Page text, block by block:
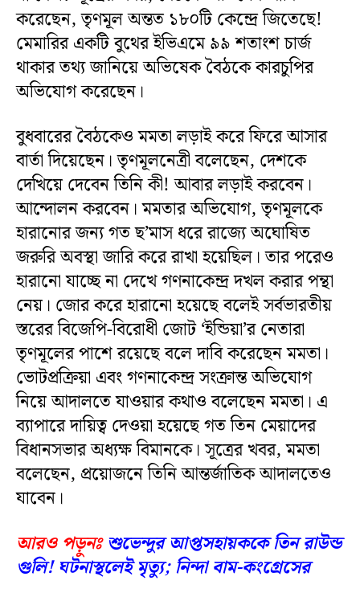
করেছেন, তৃণমূল অন্তত ১৮০টি কেন্দ্রে জিতেছে!
মেমারির একটি বুথের ইভিএমে ৯৯ শতাংশ চার্জ
থাকার তথ্য জানিয়ে অভিষেক বৈঠকে কারচুপির
অভিযোগ করেছেন।
বুধবারের বৈঠকেও মমতা লড়াই করে ফিরে আসার
বার্তা দিয়েছেন। তৃণমূলনেত্রী বলেছেন, দেশকে
দেখিয়ে দেবেন তিনি কী! আবার লড়াই করবেন।
আন্দোলন করবেন। মমতার অভিযোগ, তৃণমূলকে
হারানোর জন্য গত ছ’মাস ধরে রাজ্যে অঘোষিত
জরুরি অবস্থা জারি করে রাখা হয়েছিল। তার পরেও
হারানো যাচ্ছে না দেখে গণনাকেন্দ্র দখল করার পন্থা
নেয়। জোর করে হারানো হয়েছে বলেই সর্বভারতীয়
স্তরের বিজেপি-বিরোধী জোট ‘ইন্ডিয়া’র নেতারা
তৃণমূলের পাশে রয়েছে বলে দাবি করেছেন মমতা।
ভোটপ্রক্রিয়া এবং গণনাকেন্দ্র সংক্রান্ত অভিযোগ
নিয়ে আদালতে যাওয়ার কথাও বলেছেন মমতা। এ
ব্যাপারে দায়িত্ব দেওয়া হয়েছে গত তিন মেয়াদের
বিধানসভার অধ্যক্ষ বিমানকে। সূত্রের খবর, মমতা
বলেছেন, প্রয়োজনে তিনি আন্তর্জাতিক আদালতেও
যাবেন।
আরও পড়ুনঃ শুভেন্দুর আপ্তসহায়ককে তিন রাউন্ড
গুলি! ঘটনাস্থলেই মৃত্যু; নিন্দা বাম-কংগ্রেসের